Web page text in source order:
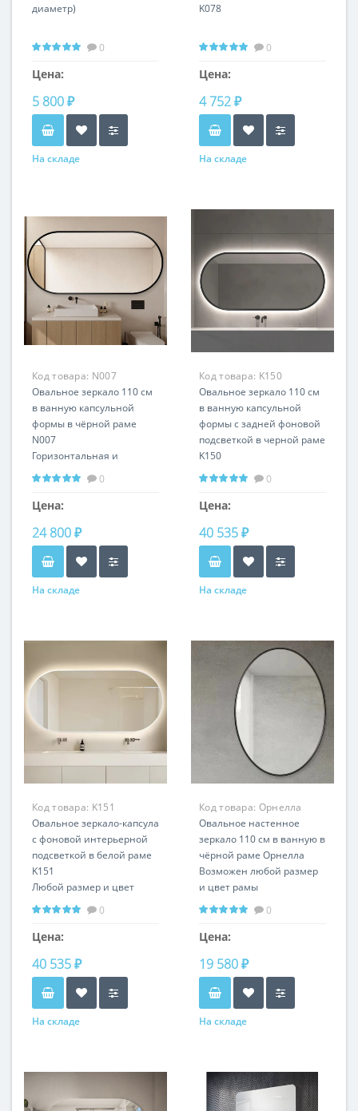
диаметр)
0
Цена:
5 800 ₽
На складе
K078
0
Цена:
4 752 ₽
На складе
Код товара: N007
Овальное зеркало 110 см
в ванную капсульной
формы в чёрной раме
N007
Горизонтальная и
вертикальная установка
Любой размер и цвет
рамы
0
Цена:
24 800 ₽
На складе
Код товара: K150
Овальное зеркало 110 см
в ванную капсульной
формы с задней фоновой
подсветкой в черной раме
K150
Любой размер и цвет
рамыГоризонтальная и
вертикальная установка
0
Цена:
40 535 ₽
На складе
Код товара: K151
Овальное зеркало-капсула
с фоновой интерьерной
подсветкой в белой раме
K151
Любой размер и цвет
рамыГоризонтальная и
вертикальная установка
0
Цена:
40 535 ₽
На складе
Код товара: Орнелла
RS89-BS
Овальное настенное
зеркало 110 см в ванную в
чёрной раме Орнелла
Возможен любой размер
и цвет рамы
0
Цена:
19 580 ₽
На складе